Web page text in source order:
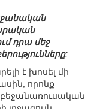
դրա մեջ
:
է խոսել մի
որոնք